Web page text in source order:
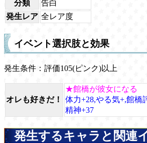
分類
告白
発生レア 全レア度
イベント選択肢と効果
発生条件：評価105(ピンク)以上
オレも好きだ！
★館橋が彼女になる
体力+28,やる気+,館橋
精神+37
発生するキャラと関連